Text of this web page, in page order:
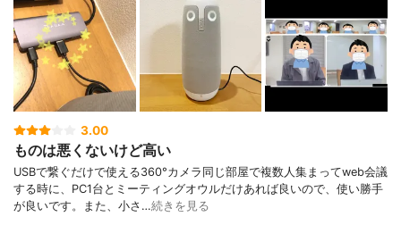
3.00
ものは悪くないけど高い
USBで繋ぐだけで使える360°カメラ同じ部屋で複数人集まってweb会議
する時に、PC1台とミーティングオウルだけあれば良いので、使い勝手
が良いです。また、小さ…続きを見る